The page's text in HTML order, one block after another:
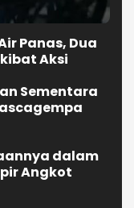
Panas, Dua
Aksi
Sementara
dalam
Angkot